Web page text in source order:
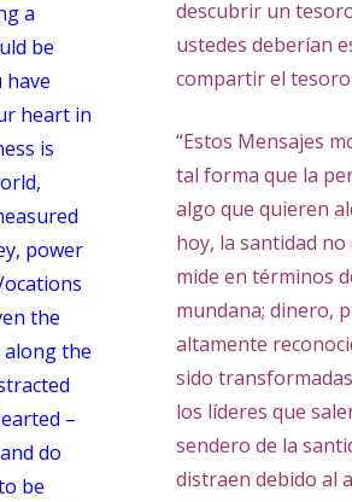
a
be
heart in
is
power
the
along the
–
do
be
descubrir un
ustedes deberían
compartir el
“Estos Mensajes
tal forma que la
algo que quieren
hoy, la santidad no
mide en términos
mundana; dinero,
altamente
sido
los líderes que
sendero de la
distraen debido al